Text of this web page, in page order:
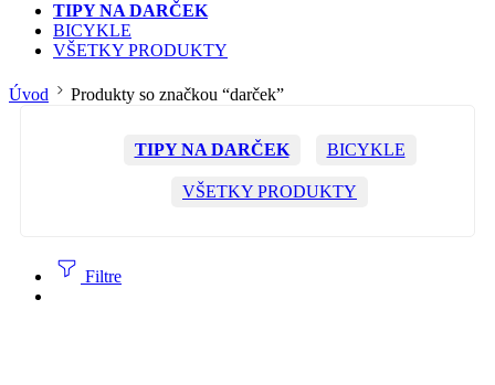
TIPY NA DARČEK
BICYKLE
VŠETKY PRODUKTY
Úvod Produkty so značkou “darček”
TIPY NA DARČEK BICYKLE
VŠETKY PRODUKTY
Filtre